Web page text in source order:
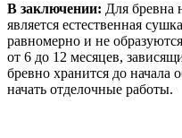
В заключении: Для бревна
является естественная
равномерно и не
от 6 до 12 месяцев,
бревно хранится до начала
начать отделочные работы.